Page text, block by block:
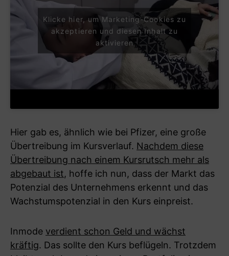
Klicke hier, um Marketing-Cookies zu
akzeptieren und diesen Inhalt zu
aktivieren
Hier gab es, ähnlich wie bei Pfizer, eine große
Übertreibung im Kursverlauf. Nachdem diese
Übertreibung nach einem Kursrutsch mehr als
abgebaut ist, hoffe ich nun, dass der Markt das
Potenzial des Unternehmens erkennt und das
Wachstumspotenzial in den Kurs einpreist.
Inmode verdient schon Geld und wächst
kräftig. Das sollte den Kurs beflügeln. Trotzdem